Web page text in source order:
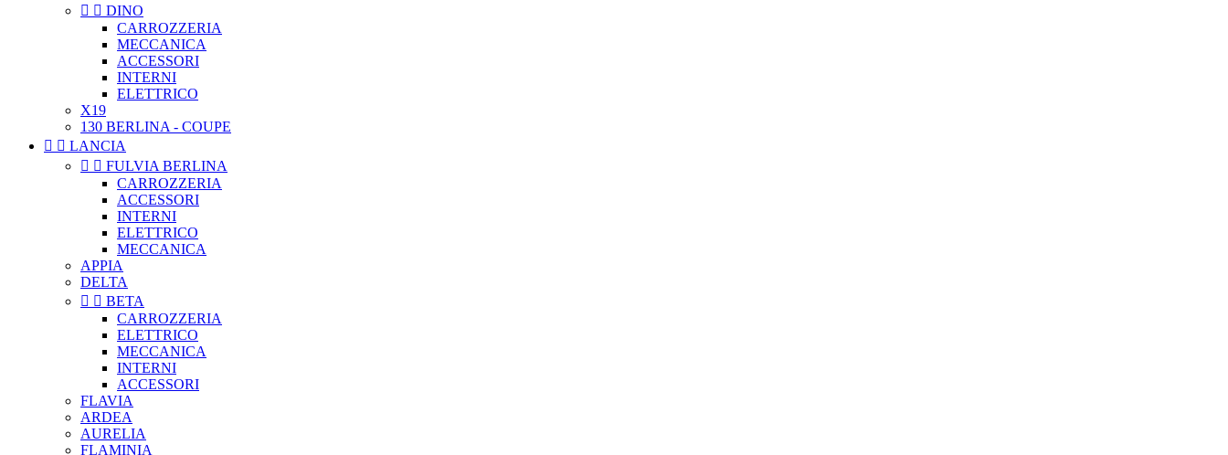
  DINO
CARROZZERIA
MECCANICA
ACCESSORI
INTERNI
ELETTRICO
X19
130 BERLINA - COUPE
  LANCIA
  FULVIA BERLINA
CARROZZERIA
ACCESSORI
INTERNI
ELETTRICO
MECCANICA
APPIA
DELTA
  BETA
CARROZZERIA
ELETTRICO
MECCANICA
INTERNI
ACCESSORI
FLAVIA
ARDEA
AURELIA
FLAMINIA